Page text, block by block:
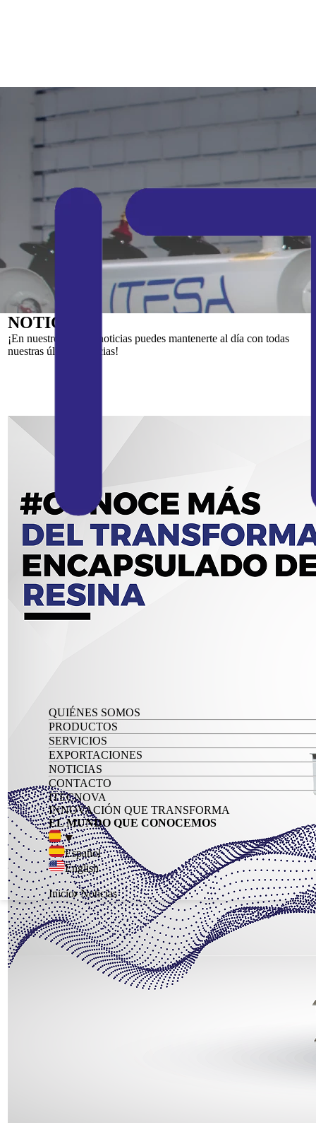
QUIÉNES SOMOS
PRODUCTOS
SERVICIOS
EXPORTACIONES
NOTICIAS
CONTACTO
ITECNOVA
INNOVACIÓN QUE TRANSFORMA
EL MUNDO QUE CONOCEMOS
Español
English
Inicio Noticias
NOTICIAS
¡En nuestro blog de noticias puedes mantenerte al día con todas
nuestras últimas noticias!